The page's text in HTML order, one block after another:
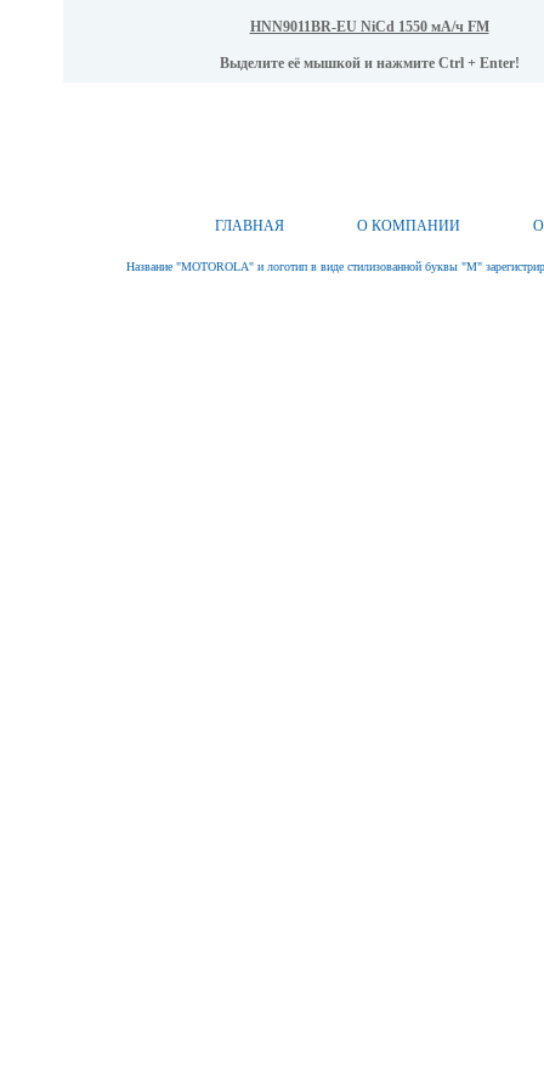
HNN9011BR-EU NiCd 1550 мА/ч FM
Выделите её мышкой и нажмите Ctrl + Enter!
ГЛАВНАЯ О КОМПАНИИ
Название "MOTOROLA" и логотип в виде стилизованной буквы "M"